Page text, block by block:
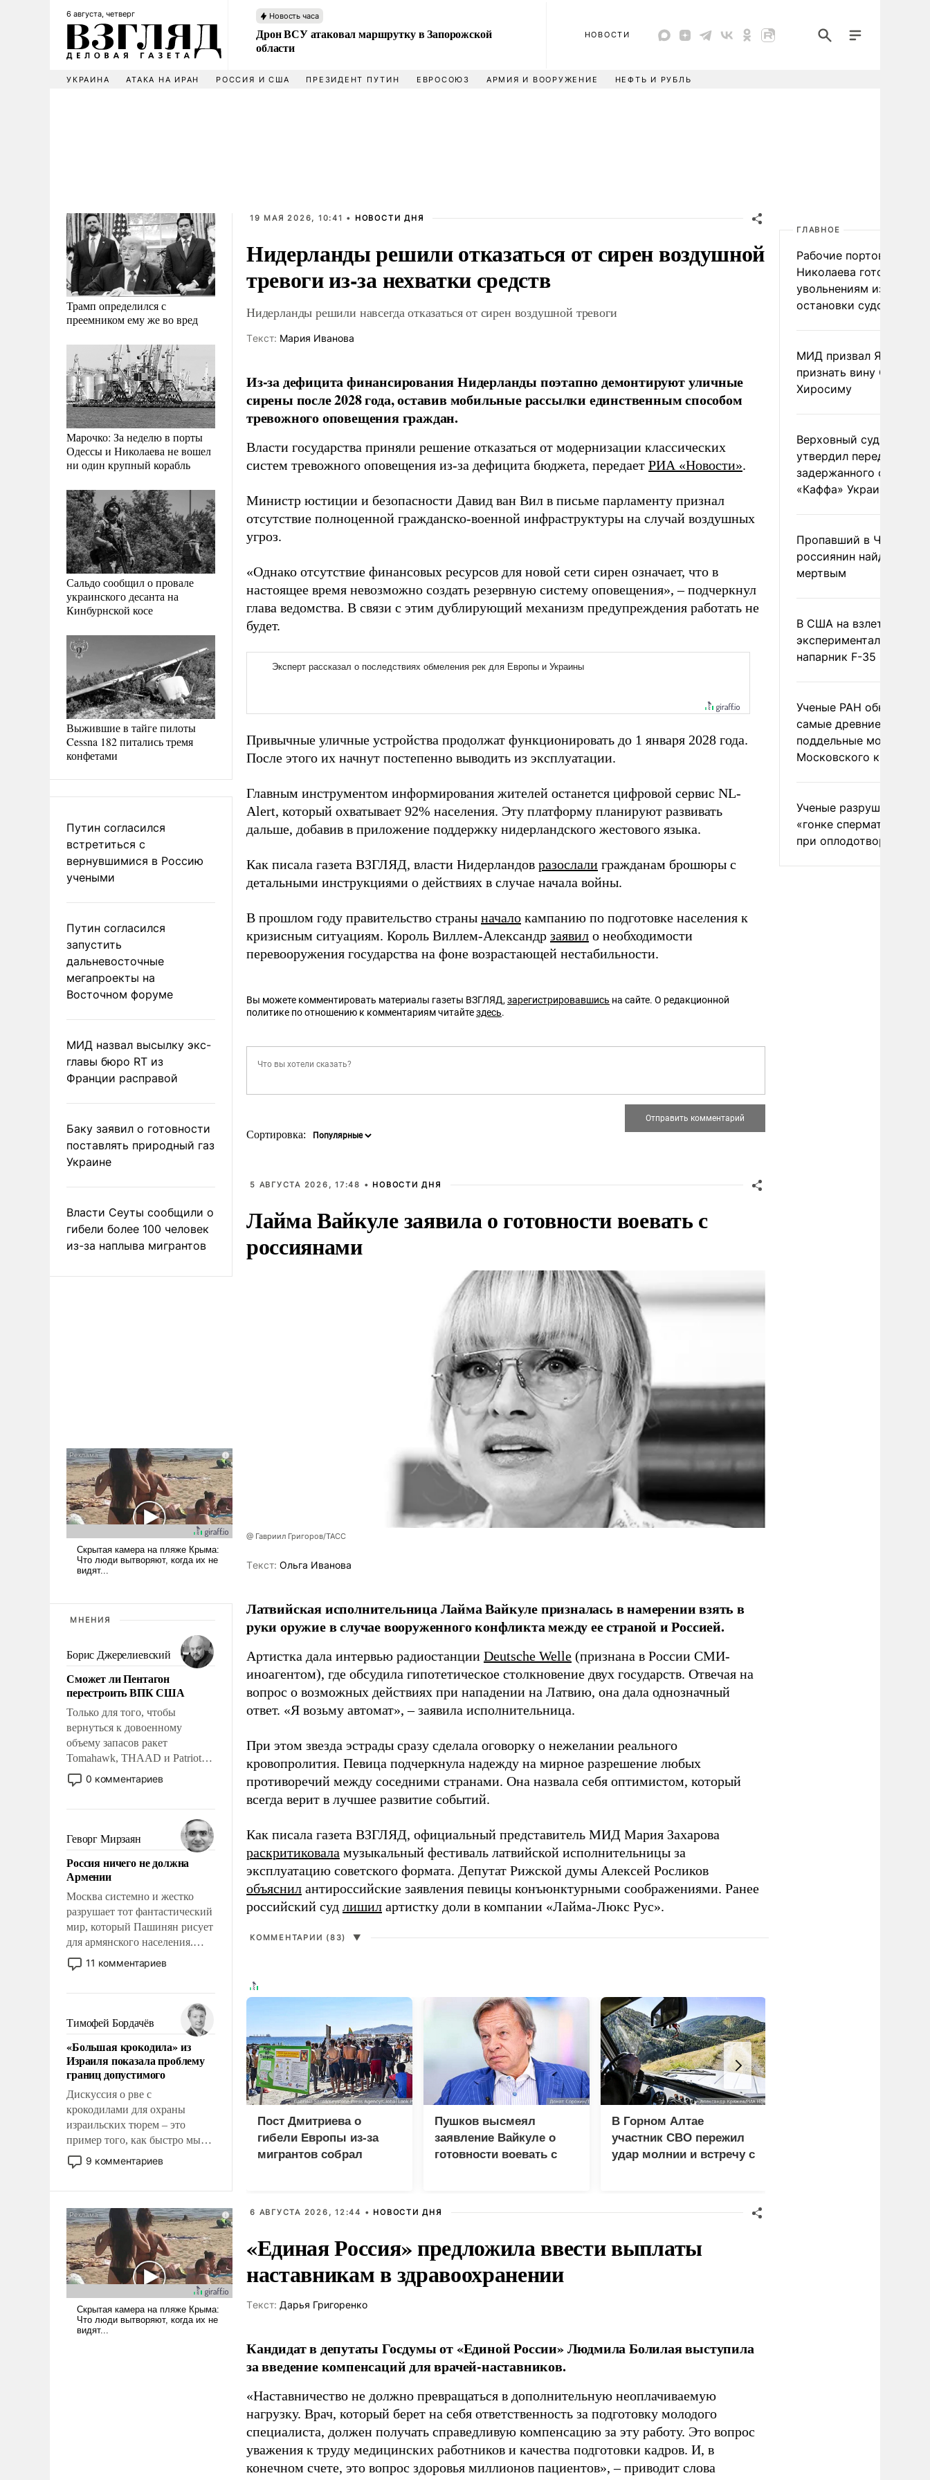
6 августа, четверг Новость часа
Дрон ВСУ атаковал маршрутку в Запорожской
области
НОВОСТИ
УКРАИНА АТАКА НА ИРАН РОССИЯ И США ПРЕЗИДЕНТ ПУТИН ЕВРОСОЮЗ АРМИЯ И ВООРУЖЕНИЕ НЕФТЬ И РУБЛЬ
Трамп определился с
преемником ему же во вред
Марочко: За неделю в порты
Одессы и Николаева не вошел
ни один крупный корабль
Сальдо сообщил о провале
украинского десанта на
Кинбурнской косе
Выжившие в тайге пилоты
Cessna 182 питались тремя
конфетами
Путин согласился
встретиться с
вернувшимися в Россию
учеными
Путин согласился
запустить
дальневосточные
мегапроекты на
Восточном форуме
МИД назвал высылку экс-
главы бюро RT из
Франции расправой
Баку заявил о готовности
поставлять природный газ
Украине
Власти Сеуты сообщили о
гибели более 100 человек
из-за наплыва мигрантов
МНЕНИЯ
Борис Джерелиевский
Сможет ли Пентагон
перестроить ВПК США
Только для того, чтобы
вернуться к довоенному
объему запасов ракет
Tomahawk, THAAD и Patriot
США потребуется более трех
лет. Даже небольшая война с
Сложившаяся ситуация
означает многолетний период
уязвимости США, например,
перед Китаем.
0 комментариев
Геворг Мирзаян
Россия ничего не должна
Армении
Москва системно и жестко
разрушает тот фантастический
мир, который Пашинян рисует
для армянского населения.
Мир, где этому населению все
должны просто по
политические прожекты будут
беспрекословно оплачиваться
за счет российских
налогоплательщиков и где за
свои поступки не нужно
отвечать.
11 комментариев
Тимофей Бордачёв
«Большая крокодила» из
Израиля показала проблему
границ допустимого
Дискуссия о рве с
крокодилами для охраны
израильских тюрем – это
пример того, как быстро мы
двигаемся по пути
революционных изменений.
псевдонаучной фантастики,
стало всерьез обсуждаемой
идеей.
9 комментариев
19 МАЯ 2026, 10:41 • НОВОСТИ ДНЯ
Нидерланды решили отказаться от сирен воздушной
тревоги из-за нехватки средств
Нидерланды решили навсегда отказаться от сирен воздушной тревоги
Tекст: Мария Иванова
Из-за дефицита финансирования Нидерланды поэтапно демонтируют уличные
сирены после 2028 года, оставив мобильные рассылки единственным способом
тревожного оповещения граждан.
Власти государства приняли решение отказаться от модернизации классических
систем тревожного оповещения из-за дефицита бюджета, передает РИА «Новости».
Министр юстиции и безопасности Давид ван Вил в письме парламенту признал
отсутствие полноценной гражданско-военной инфраструктуры на случай воздушных
угроз.
«Однако отсутствие финансовых ресурсов для новой сети сирен означает, что в
настоящее время невозможно создать резервную систему оповещения», – подчеркнул
глава ведомства. В связи с этим дублирующий механизм предупреждения работать не
будет.
Привычные уличные устройства продолжат функционировать до 1 января 2028 года.
После этого их начнут постепенно выводить из эксплуатации.
Главным инструментом информирования жителей останется цифровой сервис NL-
Alert, который охватывает 92% населения. Эту платформу планируют развивать
дальше, добавив в приложение поддержку нидерландского жестового языка.
Как писала газета ВЗГЛЯД, власти Нидерландов разослали гражданам брошюры с
детальными инструкциями о действиях в случае начала войны.
В прошлом году правительство страны начало кампанию по подготовке населения к
кризисным ситуациям. Король Виллем-Александр заявил о необходимости
перевооружения государства на фоне возрастающей нестабильности.
Вы можете комментировать материалы газеты ВЗГЛЯД, зарегистрировавшись на сайте. О редакционной
политике по отношению к комментариям читайтездесь.
Сортировка:
5 АВГУСТА 2026, 17:48 • НОВОСТИ ДНЯ
Лайма Вайкуле заявила о готовности воевать с
россиянами
@ Гавриил Григоров/ТАСС
Tекст: Ольга Иванова
Латвийская исполнительница Лайма Вайкуле призналась в намерении взять в
руки оружие в случае вооруженного конфликта между ее страной и Россией.
Артистка дала интервью радиостанции Deutsche Welle (признана в России СМИ-
иноагентом), где обсудила гипотетическое столкновение двух государств. Отвечая на
вопрос о возможных действиях при нападении на Латвию, она дала однозначный
ответ. «Я возьму автомат», – заявила исполнительница.
При этом звезда эстрады сразу сделала оговорку о нежелании реального
кровопролития. Певица подчеркнула надежду на мирное разрешение любых
противоречий между соседними странами. Она назвала себя оптимистом, который
всегда верит в лучшее развитие событий.
Как писала газета ВЗГЛЯД, официальный представитель МИД Мария Захарова
раскритиковала музыкальный фестиваль латвийской исполнительницы за
эксплуатацию советского формата. Депутат Рижской думы Алексей Росликов
объяснил антироссийские заявления певицы конъюнктурными соображениями. Ранее
российский суд лишил артистку доли в компании «Лайма-Люкс Рус».
КОММЕНТАРИИ (83) ▼
Пост Дмитриева о
гибели Европы из-за
мигрантов собрал
Пушков высмеял
заявление Вайкуле о
готовности воевать с
В Горном Алтае
участник СВО пережил
удар молнии и встречу с
6 АВГУСТА 2026, 12:44 • НОВОСТИ ДНЯ
«Единая Россия» предложила ввести выплаты
наставникам в здравоохранении
Tекст: Дарья Григоренко
Кандидат в депутаты Госдумы от «Единой России» Людмила Болилая выступила
за введение компенсаций для врачей-наставников.
«Наставничество не должно превращаться в дополнительную неоплачиваемую
нагрузку. Врач, который берет на себя ответственность за подготовку молодого
специалиста, должен получать справедливую компенсацию за эту работу. Это вопрос
уважения к труду медицинских работников и качества подготовки кадров. И, в
конечном счете, это вопрос здоровья миллионов пациентов», – приводит слова
ГЛАВНОЕ
Рабочие портов
Николаева готовятся к
увольнениям из-за
остановки судоходства
МИД призвал Японию
признать вину США за
Хиросиму
Верховный суд Швеции
утвердил передачу
задержанного
«Каффа» Украине
Пропавший в
россиянин найден
мертвым
В США на взлете
экспериментальный
напарник F-35
Ученые РАН
самые древние
поддельные монеты
Московского
Ученые разрушили миф
«гонке
при оплодотворении